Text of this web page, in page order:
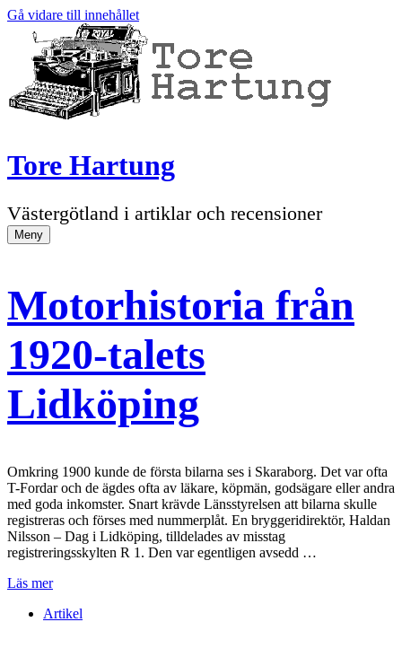
Gå vidare till innehållet
Tore Hartung
Västergötland i artiklar och recensioner
Meny
Motorhistoria från
1920-talets
Lidköping
Omkring 1900 kunde de första bilarna ses i Skaraborg. Det var ofta
T-Fordar och de ägdes ofta av läkare, köpmän, godsägare eller andra
med goda inkomster. Snart krävde Länsstyrelsen att bilarna skulle
registreras och förses med nummerplåt. En bryggeridirektör, Haldan
Nilsson – Dag i Lidköping, tilldelades av misstag
registreringsskylten R 1. Den var egentligen avsedd …
Läs mer
Artikel